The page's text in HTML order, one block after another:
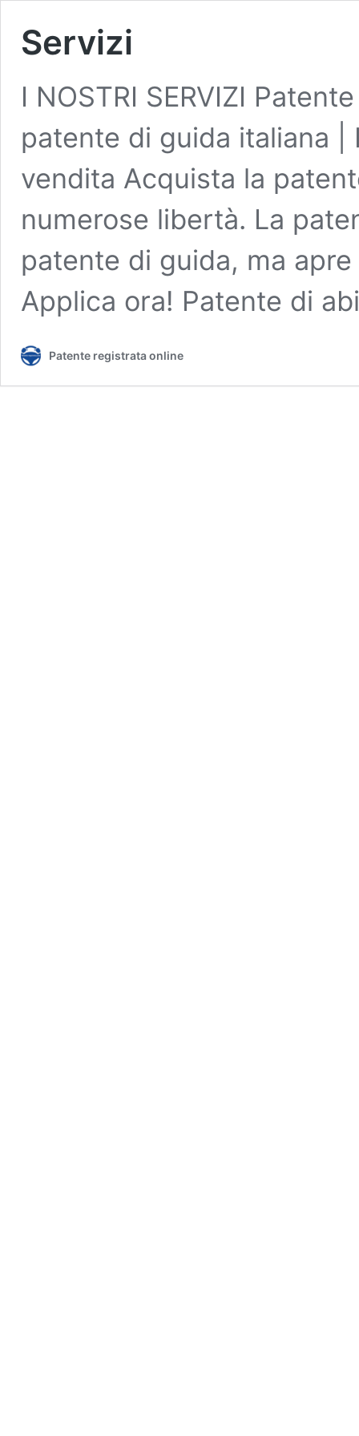
Servizi
I NOSTRI SERVIZI
patente di guida italiana |
vendita Acquista la
numerose libertà. La
patente di guida, ma
Applica ora! Patente di
Patente registrata online